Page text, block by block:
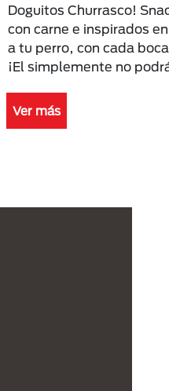
Doguitos Churrasco!
con carne e inspirados
a tu perro, con cada
¡El simplemente no
Ver más